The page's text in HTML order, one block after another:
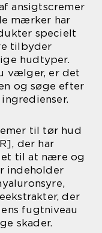
ansigtscremer
mærker har
specielt
tilbyder
hudtyper.
vælger, er det
og søge efter
til tør hud
der har
til at nære og
indeholder
der
fugtniveau
skader.